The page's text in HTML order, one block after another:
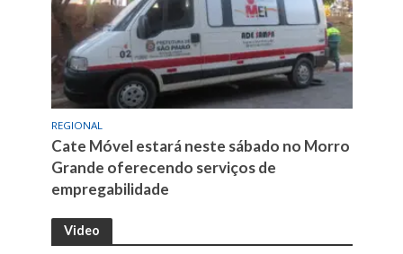
REGIONAL
Cate Móvel estará neste sábado no Morro
Grande oferecendo serviços de
empregabilidade
Video